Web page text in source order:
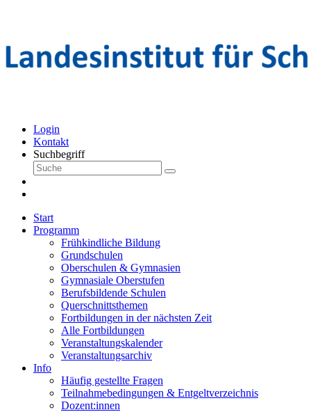
Login
Kontakt
Suchbegriff
Start
Programm
Frühkindliche Bildung
Grundschulen
Oberschulen & Gymnasien
Gymnasiale Oberstufen
Berufsbildende Schulen
Querschnittsthemen
Fortbildungen in der nächsten Zeit
Alle Fortbildungen
Veranstaltungskalender
Veranstaltungsarchiv
Info
Häufig gestellte Fragen
Teilnahmebedingungen & Entgeltverzeichnis
Dozent:innen